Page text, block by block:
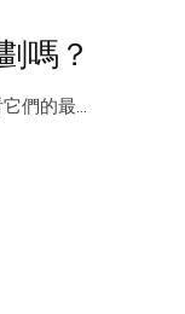
嗎？
們的最...